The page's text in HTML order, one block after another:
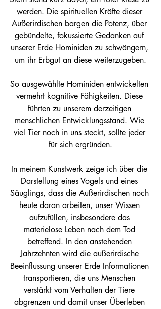
werden. Die spirituellen Kräfte dieser
Außerirdischen bargen die Potenz, über
gebündelte, fokussierte Gedanken auf
unserer Erde Hominiden zu schwängern,
um ihr Erbgut an diese weiterzugeben.
So ausgewählte Hominiden entwickelten
vermehrt kognitive Fähigkeiten. Diese
führten zu unserem derzeitigen
menschlichen Entwicklungsstand. Wie
viel Tier noch in uns steckt, sollte jeder
für sich ergründen.
In meinem Kunstwerk zeige ich über die
Darstellung eines Vogels und eines
Säuglings, dass die Außerirdischen noch
heute daran arbeiten, unser Wissen
aufzufüllen, insbesondere das
materielose Leben nach dem Tod
betreffend. In den anstehenden
Jahrzehnten wird die außerirdische
Beeinflussung unserer Erde Informationen
transportieren, die uns Menschen
verstärkt vom Verhalten der Tiere
abgrenzen und damit unser Überleben